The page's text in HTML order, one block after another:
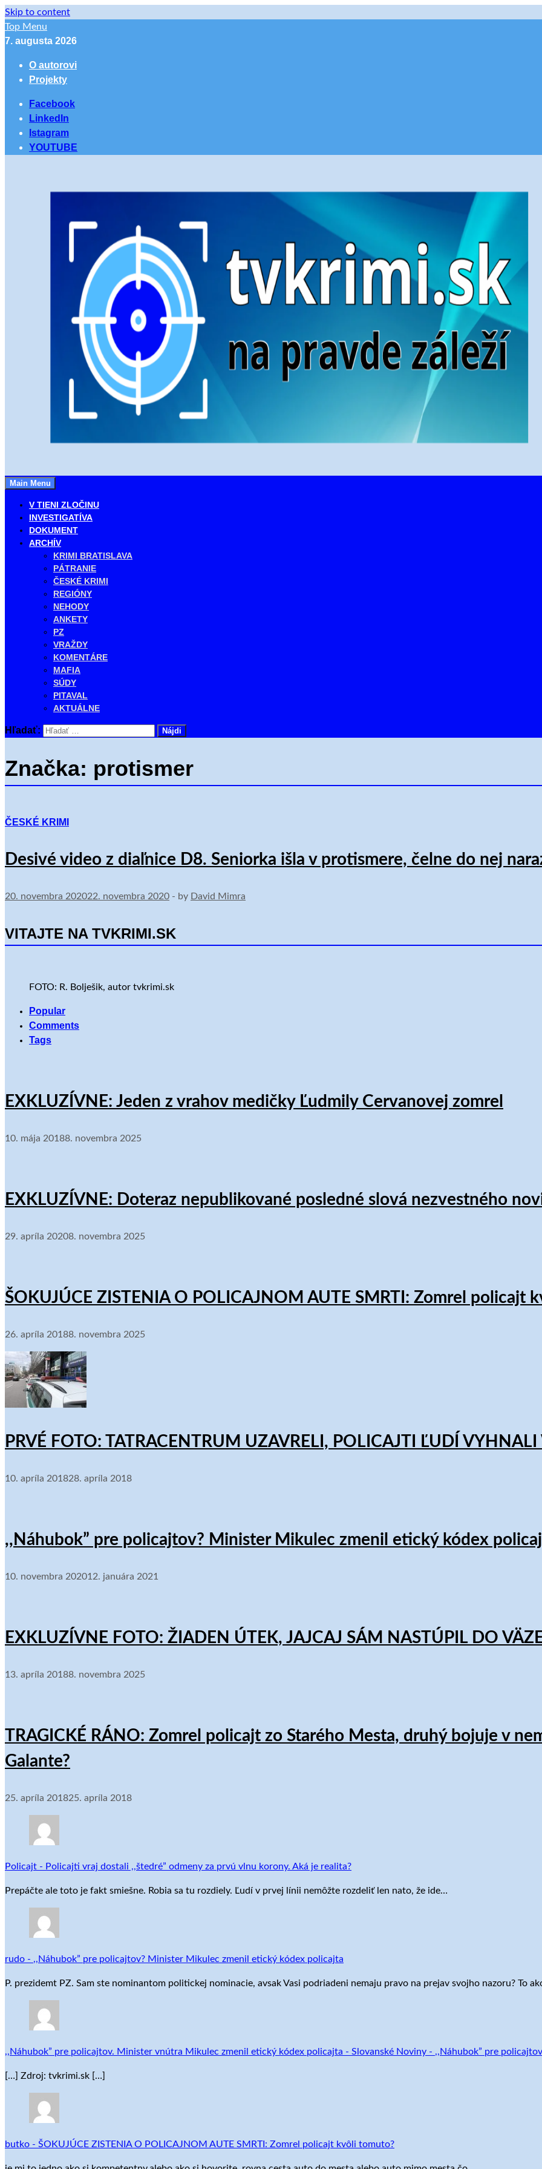
Skip to content
Top Menu
7. augusta 2026
O autorovi
Projekty
Facebook
LinkedIn
Istagram
YOUTUBE
TVKRIMI
NAJLEPŠÍ KRIMI BLOG
Main Menu
V TIENI ZLOČINU
INVESTIGATÍVA
DOKUMENT
ARCHÍV
KRIMI BRATISLAVA
PÁTRANIE
ČESKÉ KRIMI
REGIÓNY
NEHODY
ANKETY
PZ
VRAŽDY
KOMENTÁRE
MAFIA
SÚDY
PITAVAL
AKTUÁLNE
Hľadať:
Značka: protismer
ČESKÉ KRIMI
Desivé video z diaľnice D8. Seniorka išla v protismere, čelne do nej
20. novembra 202022. novembra 2020 - by David Mimra
VITAJTE NA TVKRIMI.SK
FOTO: R. Bolješik, autor tvkrimi.sk
Popular
Comments
Tags
EXKLUZÍVNE: Jeden z vrahov medičky Ľudmily Cervanovej zomrel
10. mája 20188. novembra 2025
EXKLUZÍVNE: Doteraz nepublikované posledné slová nezvestného
29. apríla 20208. novembra 2025
ŠOKUJÚCE ZISTENIA O POLICAJNOM AUTE SMRTI: Zomrel policajt
26. apríla 20188. novembra 2025
PRVÉ FOTO: TATRACENTRUM UZAVRELI, POLICAJTI ĽUDÍ VYHNALI
10. apríla 201828. apríla 2018
,,Náhubok” pre policajtov? Minister Mikulec zmenil etický kódex
10. novembra 202012. januára 2021
EXKLUZÍVNE FOTO: ŽIADEN ÚTEK, JAJCAJ SÁM NASTÚPIL DO
13. apríla 20188. novembra 2025
TRAGICKÉ RÁNO: Zomrel policajt zo Starého Mesta, druhý bojuje v
Galante?
25. apríla 201825. apríla 2018
Policajt - Policajti vraj dostali ,,štedré” odmeny za prvú vlnu korony. Aká je realita?
Prepáčte ale toto je fakt smiešne. Robia sa tu rozdiely. Ľudí v prvej línii nemôžte rozdeliť len nato, že ide…
rudo - ,,Náhubok” pre policajtov? Minister Mikulec zmenil etický kódex policajta
P. prezidemt PZ. Sam ste nominantom politickej nominacie, avsak Vasi podriadeni nemaju pravo na prejav svojho nazoru? To
,,Náhubok” pre policajtov. Minister vnútra Mikulec zmenil etický kódex policajta - Slovanské Noviny - ,,Náhubok” pre
[…] Zdroj: tvkrimi.sk […]
butko - ŠOKUJÚCE ZISTENIA O POLICAJNOM AUTE SMRTI: Zomrel policajt kvôli tomuto?